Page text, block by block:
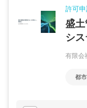
許可
盛
シス
有限会
都